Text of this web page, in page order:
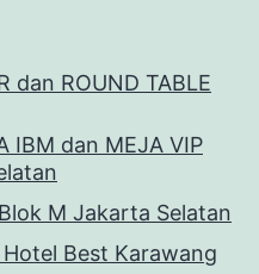
dan ROUND TABLE
IBM dan MEJA VIP
M Jakarta Selatan
Hotel Best Karawang